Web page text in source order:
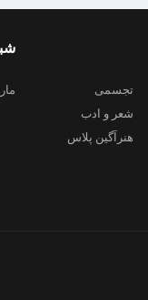
تجسمی
شعر و ادب
هنرآگین پلاس